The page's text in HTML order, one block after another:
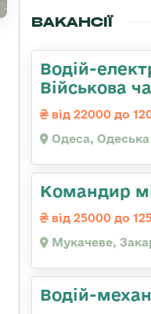
ВАКАНСІЇ
Водій-
Військова
від 22000 до
Одеса, Одеська
Командир
від 25000 до
Мукачеве,
Водій-